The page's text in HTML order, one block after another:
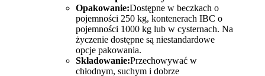
Opakowanie:Dostępne w beczkach o
pojemności 250 kg, kontenerach IBC o
pojemności 1000 kg lub w cysternach. Na
życzenie dostępne są niestandardowe
opcje pakowania.
Składowanie:Przechowywać w
chłodnym, suchym i dobrze